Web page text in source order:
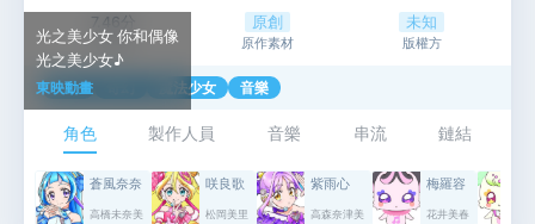
光之美少女 你和偶像
光之美少女♪
東映動畫
她變身為「媚眼天使」的蒼風奈奈以及變身為「心動天使」的紫雨心一起保護鎮
上人們的光芒，以免巧茲奇利團中的一員再次把人們的光芒偷走！
7.46分
5,311人
原創
原作素材
未知
版權方
動作 魔法少女 音樂
角色 製作人員 音樂 串流 鏈結
蒼風奈奈
高橋未奈美
咲良歌
松岡美里
紫雨心
高森奈津美
梅羅容
花井美春